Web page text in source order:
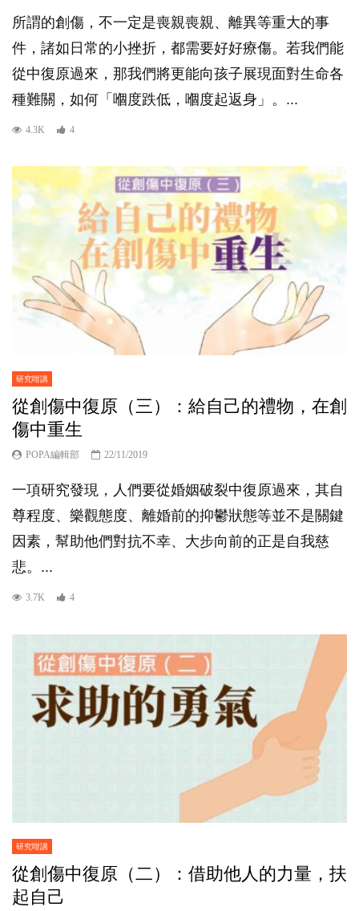
所謂的創傷，不一定是喪親喪親、離異等重大的事
件，諸如日常的小挫折，都需要好好療傷。若我們能
從中復原過來，那我們將更能向孩子展現面對生命各
種難關，如何「嗰度跌低，嗰度起返身」。...
4.3K 4
研究咁講
從創傷中復原（三）：給自己的禮物，在創
傷中重生
POPA編輯部 22/11/2019
一項研究發現，人們要從婚姻破裂中復原過來，其自
尊程度、樂觀態度、離婚前的抑鬱狀態等並不是關鍵
因素，幫助他們對抗不幸、大步向前的正是自我慈
悲。...
3.7K 4
研究咁講
從創傷中復原（二）：借助他人的力量，扶
起自己